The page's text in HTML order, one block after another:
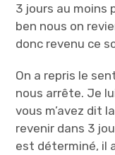
3 jours au moins
ben nous on
donc revenu ce
On a repris le
nous arrête. Je
vous m’avez dit
revenir dans 3
est déterminé, il